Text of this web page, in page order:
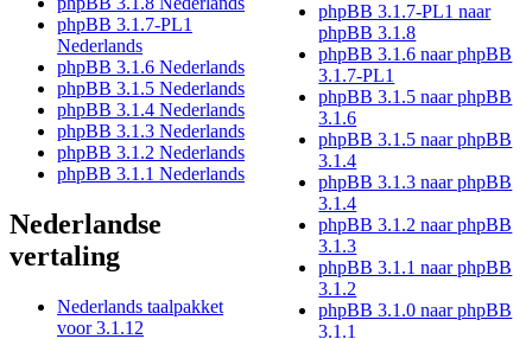
phpBB 3.1.7-PL1
Nederlands
phpBB 3.1.6 Nederlands
phpBB 3.1.5 Nederlands
phpBB 3.1.4 Nederlands
phpBB 3.1.3 Nederlands
phpBB 3.1.2 Nederlands
phpBB 3.1.1 Nederlands
Nederlandse
vertaling
Nederlands taalpakket
voor 3.1.12
phpBB 3.1.7-PL1 naar
phpBB 3.1.8
phpBB 3.1.6 naar phpBB
3.1.7-PL1
phpBB 3.1.5 naar phpBB
3.1.6
phpBB 3.1.5 naar phpBB
3.1.4
phpBB 3.1.3 naar phpBB
3.1.4
phpBB 3.1.2 naar phpBB
3.1.3
phpBB 3.1.1 naar phpBB
3.1.2
phpBB 3.1.0 naar phpBB
3.1.1